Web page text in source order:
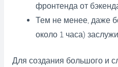
фронтенда от
Тем не менее, даже
около 1 часа)
Для создания большого и